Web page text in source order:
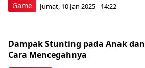
Game Jumat, 10 Jan 2025 - 14:22
Dampak Stunting pada Anak dan
Cara Mencegahnya